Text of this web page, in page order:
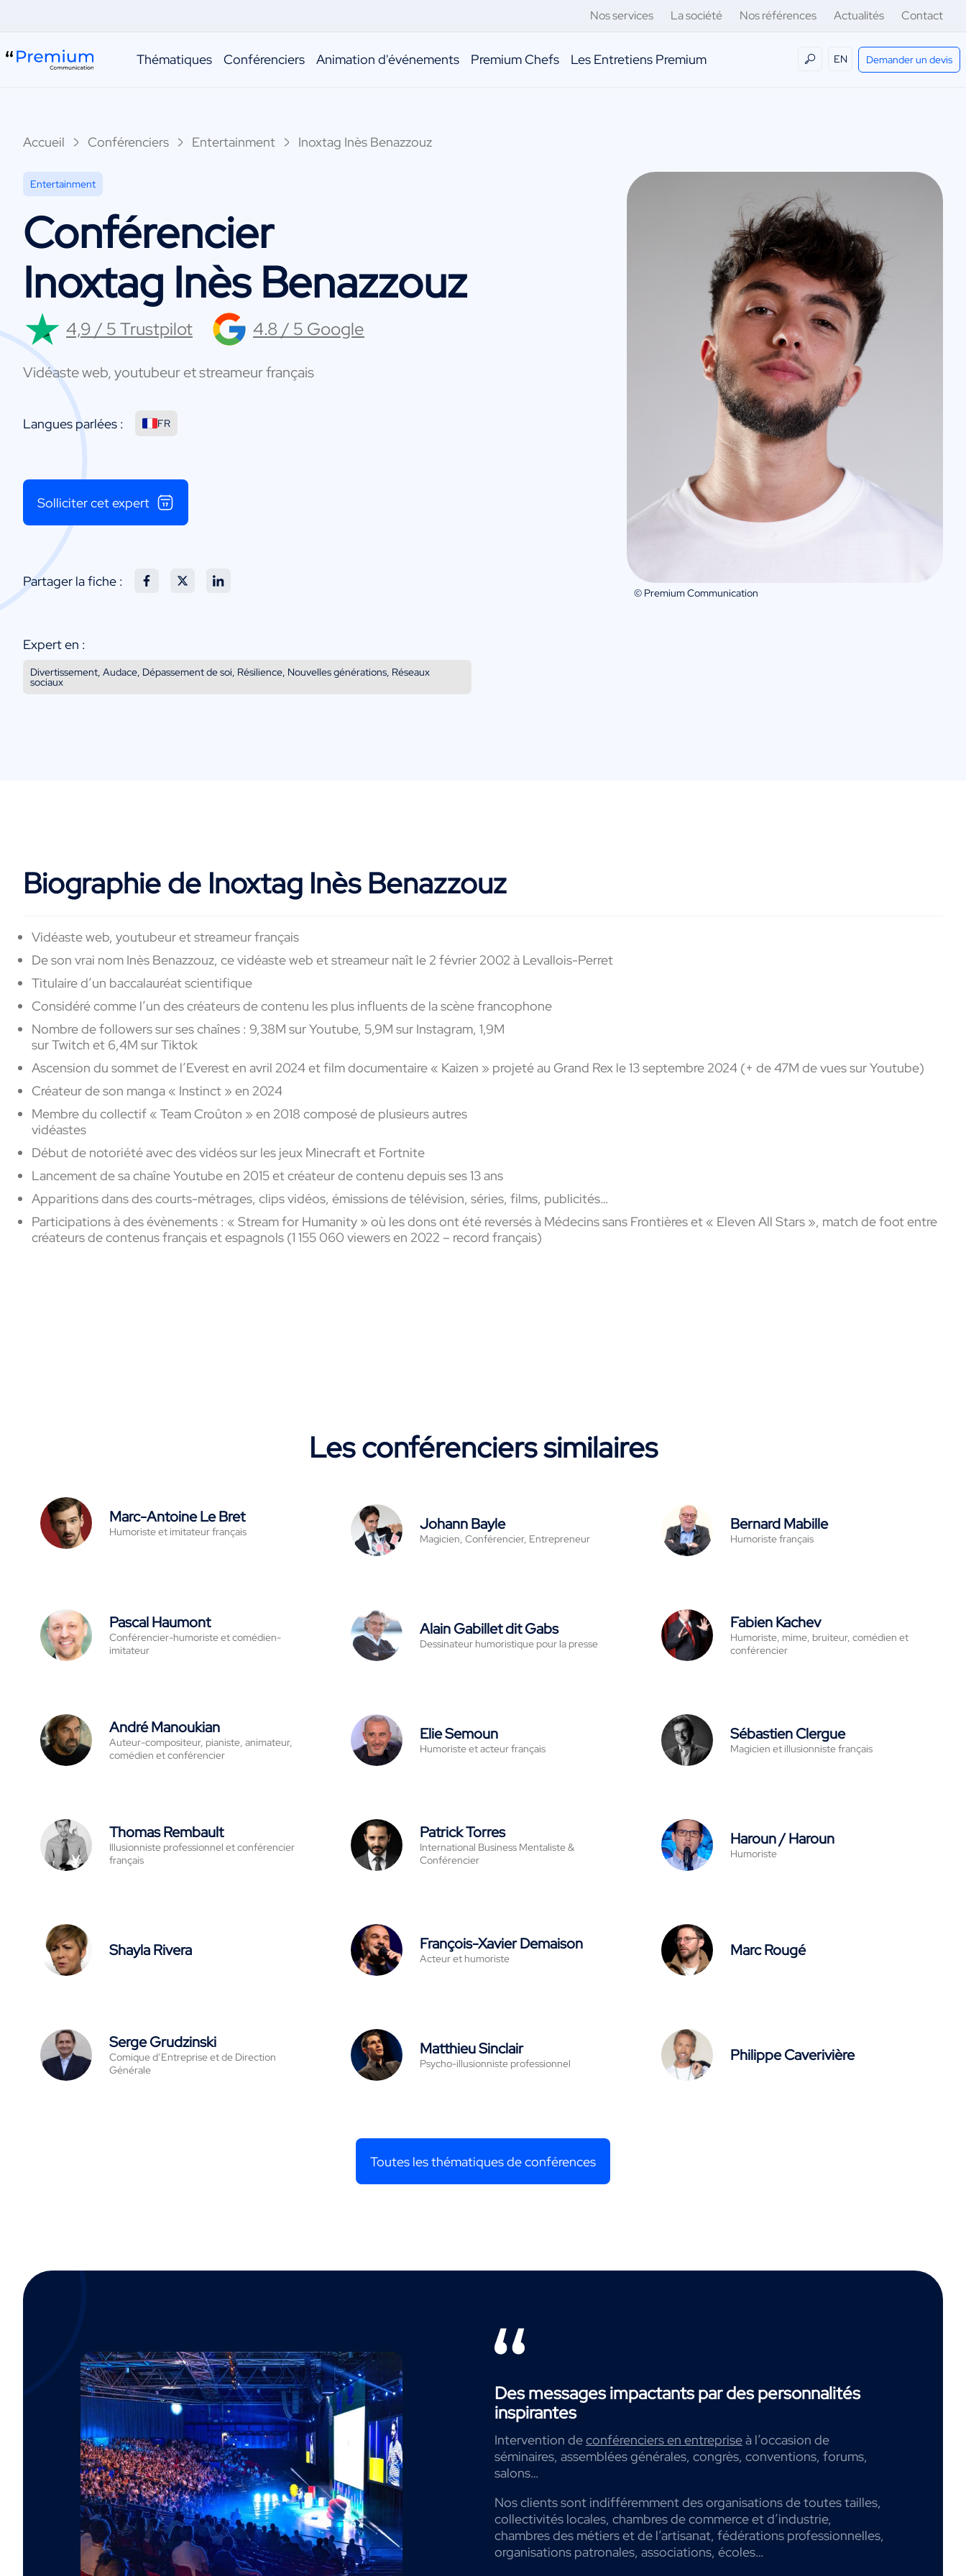
Nos services La société Nos références Actualités Contact
Thématiques Conférenciers Animation d'événements Premium Chefs Les Entretiens Premium EN Demander un devis
Accueil Conférenciers Entertainment Inoxtag Inès Benazzouz
© Premium Communication
Entertainment
Conférencier
Inoxtag Inès Benazzouz
4,9 / 5 Trustpilot 4.8 / 5 Google
Vidéaste web, youtubeur et streameur français
Langues parlées : FR
Solliciter cet expert
Partager la fiche :
Expert en :
Divertissement, Audace, Dépassement de soi, Résilience, Nouvelles générations, Réseaux
sociaux
Biographie de Inoxtag Inès Benazzouz
Vidéaste web, youtubeur et streameur français
De son vrai nom Inès Benazzouz, ce vidéaste web et streameur naît le 2 février 2002 à Levallois-Perret
Titulaire d’un baccalauréat scientifique
Considéré comme l’un des créateurs de contenu les plus influents de la scène francophone
Nombre de followers sur ses chaînes : 9,38M sur Youtube, 5,9M sur Instagram, 1,9M
sur Twitch et 6,4M sur Tiktok
Ascension du sommet de l’Everest en avril 2024 et film documentaire « Kaizen » projeté au Grand Rex le 13 septembre 2024 (+ de 47M de vues sur Youtube)
Créateur de son manga « Instinct » en 2024
Membre du collectif « Team Croûton » en 2018 composé de plusieurs autres
vidéastes
Début de notoriété avec des vidéos sur les jeux Minecraft et Fortnite
Lancement de sa chaîne Youtube en 2015 et créateur de contenu depuis ses 13 ans
Apparitions dans des courts-métrages, clips vidéos, émissions de télévision, séries, films, publicités…
Participations à des évènements : « Stream for Humanity » où les dons ont été reversés à Médecins sans Frontières et « Eleven All Stars », match de foot entre
créateurs de contenus français et espagnols (1 155 060 viewers en 2022 – record français)
Les conférenciers similaires
Marc-Antoine Le Bret
Humoriste et imitateur français Johann Bayle
Magicien, Conférencier, Entrepreneur
Bernard Mabille
Humoriste français
Pascal Haumont
Conférencier-humoriste et comédien-
imitateur
Alain Gabillet dit Gabs
Dessinateur humoristique pour la presse
Fabien Kachev
Humoriste, mime, bruiteur, comédien et
conférencier
André Manoukian
Auteur-compositeur, pianiste, animateur,
comédien et conférencier
Elie Semoun
Humoriste et acteur français
Sébastien Clergue
Magicien et illusionniste français
Thomas Rembault
Illusionniste professionnel et conférencier
français
Patrick Torres
International Business Mentaliste &
Conférencier
Haroun / Haroun
Humoriste
Shayla Rivera François-Xavier Demaison
Acteur et humoriste Marc Rougé
Serge Grudzinski
Comique d’Entreprise et de Direction
Générale
Matthieu Sinclair
Psycho-illusionniste professionnel Philippe Caverivière
Toutes les thématiques de conférences
Des messages impactants par des personnalités
inspirantes
Intervention deconférenciers en entrepriseà l’occasion de
séminaires, assemblées générales, congrès, conventions, forums,
salons…
Nos clients sont indifféremment des organisations de toutes tailles,
collectivités locales, chambres de commerce et d’industrie,
chambres des métiers et de l’artisanat, fédérations professionnelles,
organisations patronales, associations, écoles…